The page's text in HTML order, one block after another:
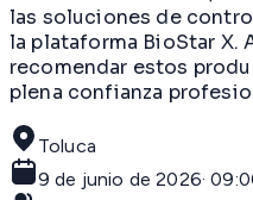
las soluciones de
la plataforma BioStar X.
recomendar estos
plena confianza
Toluca
9 de junio de 2026·